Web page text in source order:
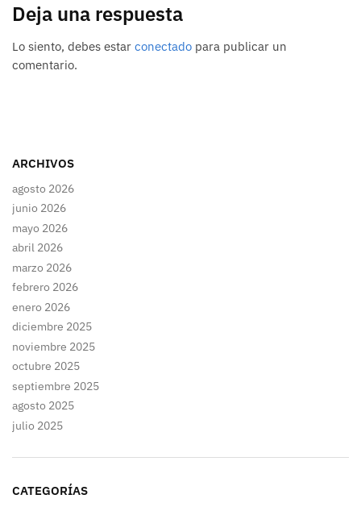
Deja una respuesta
Lo siento, debes estar conectado para publicar un
comentario.
ARCHIVOS
agosto 2026
junio 2026
mayo 2026
abril 2026
marzo 2026
febrero 2026
enero 2026
diciembre 2025
noviembre 2025
octubre 2025
septiembre 2025
agosto 2025
julio 2025
CATEGORÍAS